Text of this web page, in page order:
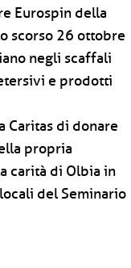
Eurospin della
scorso 26 ottobre
negli scaffali
e prodotti
Caritas di donare
propria
carità di Olbia in
del Seminario